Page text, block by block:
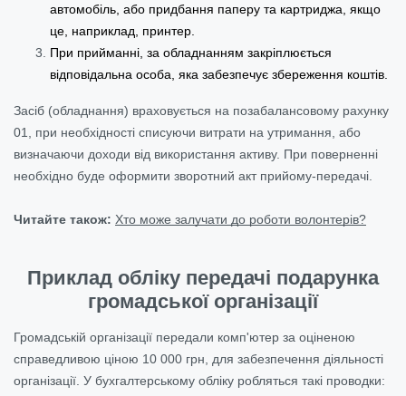
автомобіль, або придбання паперу та картриджа, якщо
це, наприклад, принтер.
При прийманні, за обладнанням закріплюється
відповідальна особа, яка забезпечує збереження коштів.
Засіб (обладнання) враховується на позабалансовому рахунку
01, при необхідності списуючи витрати на утримання, або
визначаючи доходи від використання активу. При поверненні
необхідно буде оформити зворотний акт прийому-передачі.
Читайте також: Хто може залучати до роботи волонтерів?
Приклад обліку передачі подарунка
громадської організації
Громадській організації передали комп'ютер за оціненою
справедливою ціною 10 000 грн, для забезпечення діяльності
організації. У бухгалтерському обліку робляться такі проводки: